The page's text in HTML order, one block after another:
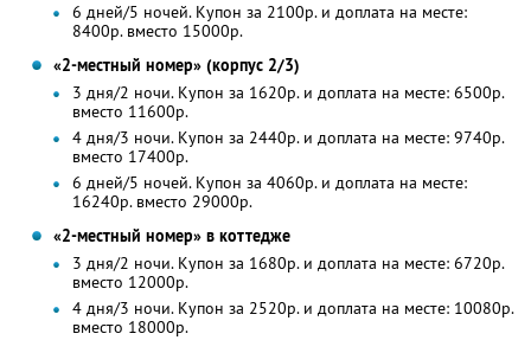
6 дней/5 ночей. Купон за 2100р. и доплата на месте:
8400р. вместо 15000р.
«2-местный номер» (корпус 2/3)
3 дня/2 ночи. Купон за 1620р. и доплата на месте: 6500р.
вместо 11600р.
4 дня/3 ночи. Купон за 2440р. и доплата на месте: 9740р.
вместо 17400р.
6 дней/5 ночей. Купон за 4060р. и доплата на месте:
16240р. вместо 29000р.
«2-местный номер» в коттедже
3 дня/2 ночи. Купон за 1680р. и доплата на месте: 6720р.
вместо 12000р.
4 дня/3 ночи. Купон за 2520р. и доплата на месте: 10080р.
вместо 18000р.